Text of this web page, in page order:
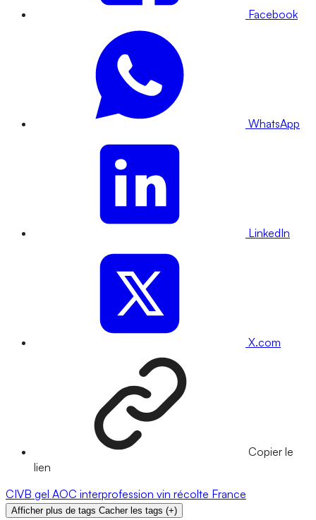
Facebook
WhatsApp
LinkedIn
X.com
Copier le
lien
CIVB gel AOC interprofession vin récolte France
Afficher plus de tags Cacher les tags (+)